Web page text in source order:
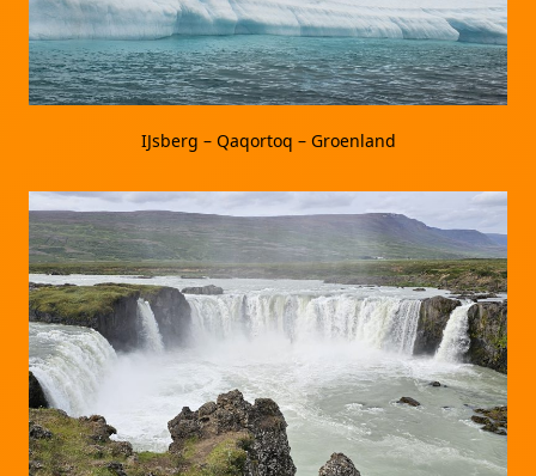
IJsberg – Qaqortoq – Groenland